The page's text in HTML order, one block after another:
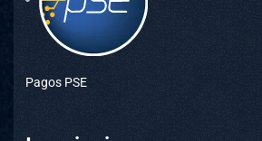
Pagos PSE